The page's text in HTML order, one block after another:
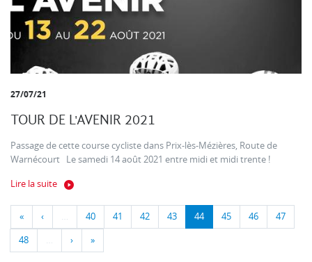
27/07/21
TOUR DE L'AVENIR 2021
Passage de cette course cycliste dans Prix-lès-Mézières, Route de
Warnécourt Le samedi 14 août 2021 entre midi et midi trente !
Lire la suite
« ‹ … 40 41 42 43 44 45 46 47
48 … › »